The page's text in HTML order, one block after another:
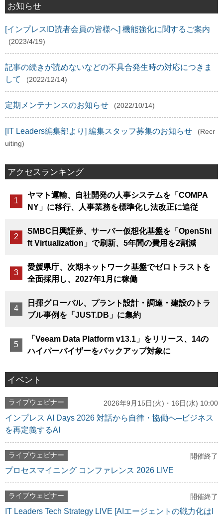
お知らせ
[インプレスID読者会員の皆様へ] 機能強化に関するご案内
(2023/4/19)
記事の続きが読めないなどの不具合発生時の対応につきま
して
(2022/12/14)
定期メンテナンスのお知らせ (2022/10/14)
[IT Leaders編集部より] 編集スタッフ募集のお知らせ
(Recr
uiting)
アクセスランキング
ヤマト運輸、自社開発の人事システムを「COMPA
NY」に移行、人事業務を標準化し法改正に追従
SMBC日興証券、サーバー仮想化基盤を「OpenShi
ft Virtualization」で刷新、5年間の費用を2割減
愛媛県庁、次期ネットワーク基盤でゼロトラストを
全面採用し、2027年1月に稼働
日揮グローバル、プラント設計・調達・建設のトラ
ブル事例を「JUST.DB」に集約
「Veeam Data Platform v13.1」をリリース、14の
ハイパーバイザーをバックアップ対象に
イベント
ライブウェビナー 2026年9月15日(火)・16日(水) 10:00
インプレス AI Days 2026 対話から自律・協働へ─ビジネス
を再定義するAI
ライブウェビナー 開催終了
プロセスマイニング コンファレンス 2026 LIVE
ライブウェビナー 開催終了
IT Leaders Tech Strategy LIVE [AIエージェントの戦力化はI